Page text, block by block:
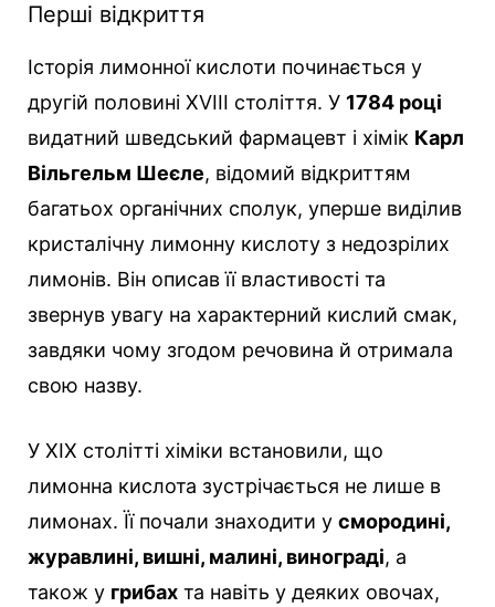
Перші відкриття
Історія лимонної кислоти починається у
другій половині XVIII століття. У 1784 році
видатний шведський фармацевт і хімік Карл
Вільгельм Шеєле, відомий відкриттям
багатьох органічних сполук, уперше виділив
кристалічну лимонну кислоту з недозрілих
лимонів. Він описав її властивості та
звернув увагу на характерний кислий смак,
завдяки чому згодом речовина й отримала
свою назву.
У XIX столітті хіміки встановили, що
лимонна кислота зустрічається не лише в
лимонах. Її почали знаходити у смородині,
журавлині, вишні, малині, винограді, а
також у грибах та навіть у деяких овочах,